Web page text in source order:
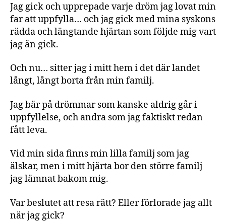
Jag gick och upprepade varje dröm jag lovat min
far att uppfylla… och jag gick med mina syskons
rädda och längtande hjärtan som följde mig vart
jag än gick.
Och nu… sitter jag i mitt hem i det där landet
långt, långt borta från min familj.
Jag bär på drömmar som kanske aldrig går i
uppfyllelse, och andra som jag faktiskt redan
fått leva.
Vid min sida finns min lilla familj som jag
älskar, men i mitt hjärta bor den större familj
jag lämnat bakom mig.
Var beslutet att resa rätt? Eller förlorade jag allt
när jag gick?